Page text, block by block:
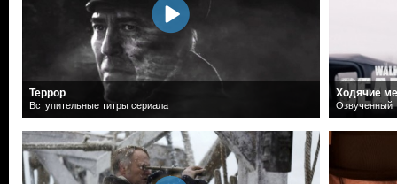
Террор
Вступительные титры сериала
Ходячие
Озвученный